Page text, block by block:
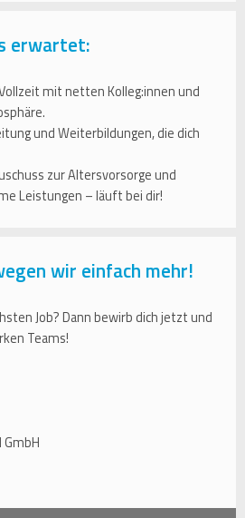
erwartet:
mit netten Kolleg:innen und
und Weiterbildungen, die dich
zur Altersvorsorge und
Leistungen – läuft bei dir!
wir einfach mehr!
Job? Dann bewirb dich jetzt und
Teams!
GmbH